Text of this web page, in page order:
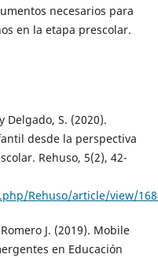
necesarios para
en la etapa prescolar.
Delgado, S. (2020).
desde la perspectiva
Rehuso, 5(2), 42-
Rehuso/article/view/
J. (2019). Mobile
en Educación